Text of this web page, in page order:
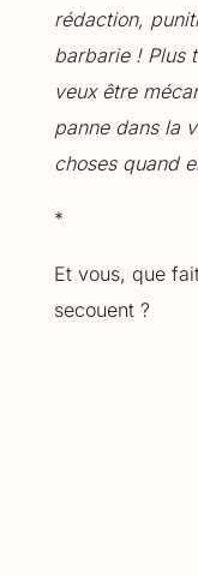
rédaction,
barbarie ! Plus
veux être
panne dans la
choses quand
*
Et vous, que
secouent ?